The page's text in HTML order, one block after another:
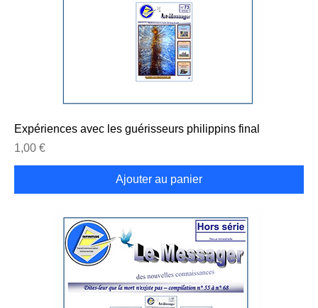
Expériences avec les guérisseurs philippins final
Prix
1,00 €
Ajouter au panier